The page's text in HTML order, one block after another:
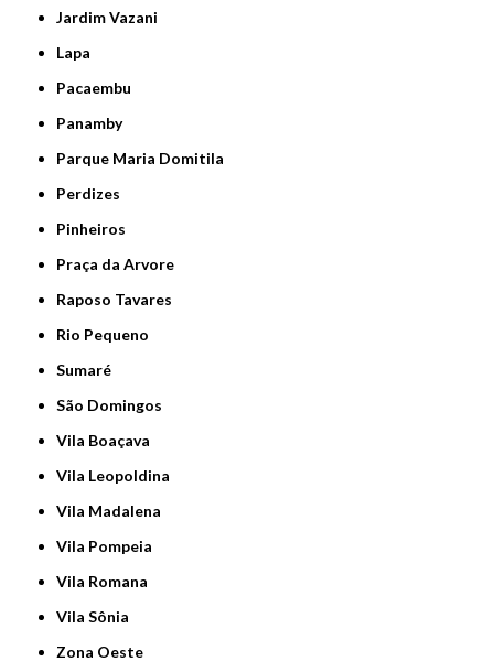
Jardim Vazani
Lapa
Pacaembu
Panamby
Parque Maria Domitila
Perdizes
Pinheiros
Praça da Arvore
Raposo Tavares
Rio Pequeno
Sumaré
São Domingos
Vila Boaçava
Vila Leopoldina
Vila Madalena
Vila Pompeia
Vila Romana
Vila Sônia
Zona Oeste